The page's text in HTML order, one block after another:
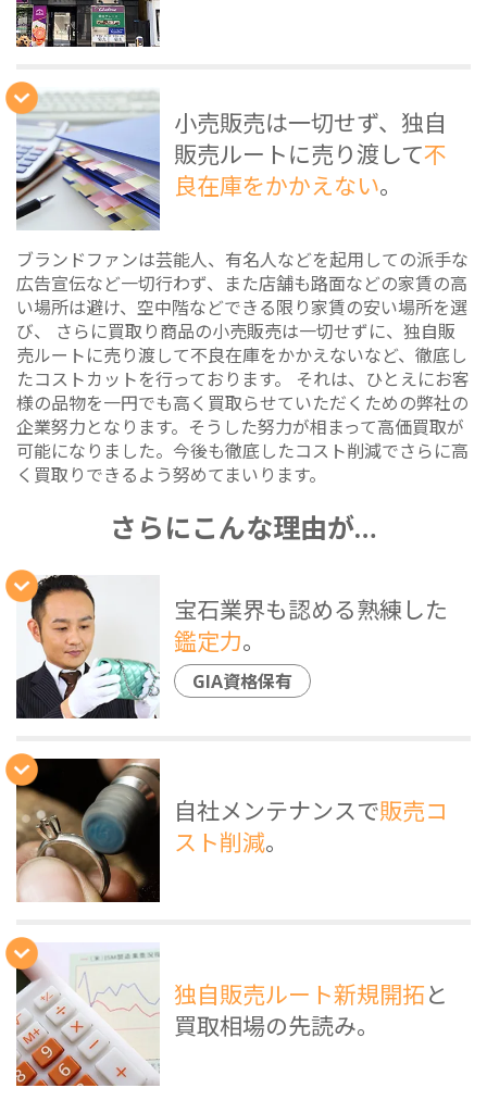
小売販売は一切せず、独自
販売ルートに売り渡して不
良在庫をかかえない。
ブランドファンは芸能人、有名人などを起用しての派手な
広告宣伝など一切行わず、また店舗も路面などの家賃の高
い場所は避け、空中階などできる限り家賃の安い場所を選
び、 さらに買取り商品の小売販売は一切せずに、独自販
売ルートに売り渡して不良在庫をかかえないなど、徹底し
たコストカットを行っております。 それは、ひとえにお客
様の品物を一円でも高く買取らせていただくための弊社の
企業努力となります。そうした努力が相まって高価買取が
可能になりました。今後も徹底したコスト削減でさらに高
く買取りできるよう努めてまいります。
さらにこんな理由が…
宝石業界も認める熟練した
鑑定力。
GIA資格保有
自社メンテナンスで販売コ
スト削減。
独自販売ルート新規開拓と
買取相場の先読み。